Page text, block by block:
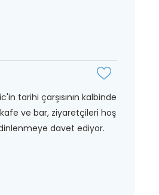
tarihi çarşısının kalbinde
ve bar, ziyaretçileri hoş
davet ediyor.